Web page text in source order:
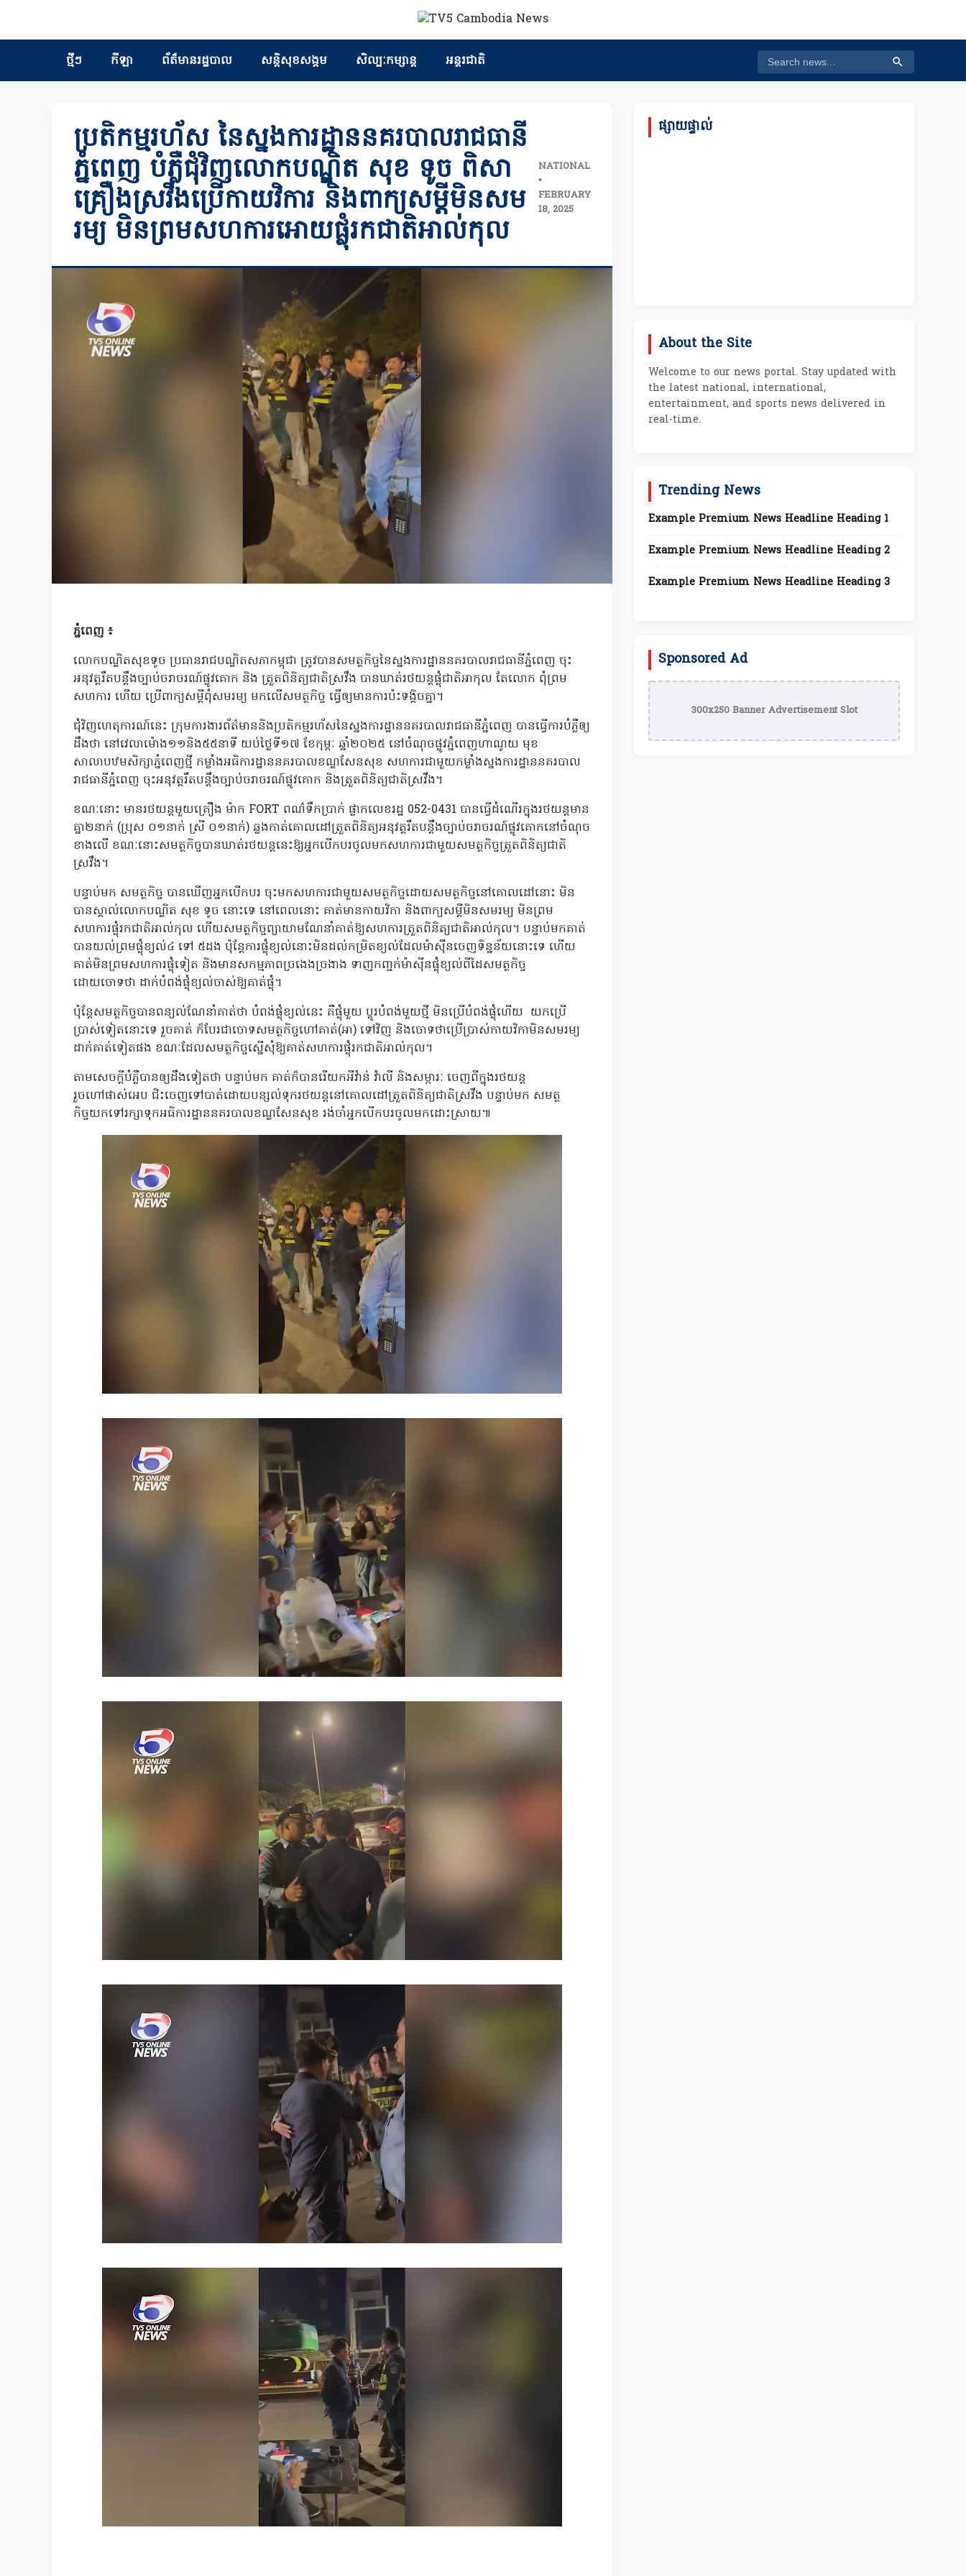
ថ្មីៗ កីឡា ព័ត៏មានរដ្ឋបាល សន្តិសុខសង្គម សិល្បៈកម្សាន្ត អន្តរជាតិ
ប្រតិកម្មរហ័ស នៃស្នងការដ្ឋាននគរបាលរាជធានី
ភ្នំពេញ បំភ្លឺជុំវិញលោកបណ្ឌិត សុខ ទូច ពិសា
គ្រឿងស្រវឹងប្រើកាយវិការ និងពាក្យសម្តីមិនសម
រម្យ មិនព្រមសហការអោយផ្លុំរកជាតិអាល់កុល
NATIONAL
•
FEBRUARY
18, 2025
ភ្នំពេញ ៖
លោកបណ្ឌិតសុខទូច ប្រធានរាជបណ្ឌិតសភាកម្ពុជា ត្រូវបានសមត្ថកិច្ចនៃស្នងការដ្ឋាននគរបាលរាជធានីភ្នំពេញ ចុះ
អនុវត្តរឹតបន្តឹងច្បាប់ចរាចរណ៍ផ្លូវគោក និង ត្រួតពិនិត្យជាតិស្រវឹង បានឃាត់រថយន្តផ្លុំជាតិអាកុល តែលោក ពុំព្រម
សហការ ហើយ ប្រើពាក្យសម្ដីពុំសមរម្យ មកលើសមត្ថកិច្ច ធ្វើឲ្យមានការប៉ះទង្គិចគ្នា។
ជុំវិញហេតុការណ៍នេះ ក្រុមការងារព័ត៌មាននិងប្រតិកម្មរហ័សនៃស្នងការដ្ឋាននគរបាលរាជធានីភ្នំពេញ បានធ្វើការបំភ្លឺឲ្យ
ដឹងថា នៅវេលាម៉ោង១១និង៥៥នាទី យប់ថ្ងៃទី១៧ ខែកុម្ភៈ ឆ្នាំ២០២៥ នៅចំណុចផ្លូវភ្នំពេញហាណូយ មុខ
សាលាបឋមសិក្សាភ្នំពេញថ្មី កម្លាំងអធិការដ្ឋាននគរបាលខណ្ឌសែនសុខ សហការជាមួយកម្លាំងស្នងការដ្ឋាននគរបាល
រាជធានីភ្នំពេញ ចុះអនុវត្តរឹតបន្តឹងច្បាប់ចរាចរណ៍ផ្លូវគោក និងត្រួតពិនិត្យជាតិស្រវឹង។
ខណៈនោះ មានរថយន្តមួយគ្រឿង ម៉ាក FORT ពណ៌ទឹកប្រាក់ ផ្លាកលេខរដ្ឋ 052-0431 បានធ្វើដំណើរក្នុងរថយន្តមាន
គ្នា២នាក់ (ប្រុស ០១នាក់ ស្រី ០១នាក់) ឆ្លងកាត់គោលដៅត្រួតពិនិត្យអនុវត្តរឹតបន្តឹងច្បាប់ចរាចរណ៍ផ្លូវគោកនៅចំណុច
ខាងលើ ខណៈនោះសមត្ថកិច្ចបានឃាត់រថយន្តនេះឱ្យអ្នកបើកបរចូលមកសហការជាមួយសមត្ថកិច្ចត្រួតពិនិត្យជាតិ
ស្រវឹង។
បន្ទាប់មក សមត្ថកិច្ច បានឃើញអ្នកបើកបរ ចុះមកសហការជាមួយសមត្ថកិច្ចដោយសមត្ថកិច្ចនៅគោលដៅនោះ មិន
បានស្គាល់លោកបណ្ឌិត សុខ ទូច នោះទេ នៅពេលនោះ គាត់មានកាយវិកា និងពាក្យសម្តីមិនសមរម្យ មិនព្រម
សហការផ្លុំរកជាតិអាល់កុល ហើយសមត្ថកិច្ចព្យាយាមណែនាំគាត់ឱ្យសហការត្រួតពិនិត្យជាតិអាល់កុល។ បន្ទាប់មកគាត់
បានយល់ព្រមផ្លុំខ្យល់៤ ទៅ ៥ដង ប៉ុន្តែការផ្លុំខ្យល់នោះមិនដល់កម្រិតខ្យល់ដែលម៉ាស៊ីនចេញទិន្នន័យនោះទេ ហើយ
គាត់មិនព្រមសហការផ្លុំទៀត និងមានសកម្មភាពច្រងេងច្រងាង ទាញកញ្ជក់ម៉ាស៊ីនផ្លុំខ្យល់ពីដៃសមត្ថកិច្ច
ដោយចោទថា ដាក់បំពង់ផ្លុំខ្យល់ចាស់ឱ្យគាត់ផ្លុំ។
ប៉ុន្តែសមត្ថកិច្ចបានពន្យល់ណែនាំគាត់ថា បំពង់ផ្លុំខ្យល់នេះ គឺផ្លុំមួយ ប្តូរបំពង់មួយថ្មី មិនប្រើបំពង់ផ្លុំហើយ យកប្រើ
ប្រាស់ទៀតនោះទេ រួចគាត់ ក៏បែរជាចោទសមត្ថកិច្ចហៅគាត់(អា) ទៅវិញ និងចោទថាប្រើប្រាស់កាយវិកាមិនសមរម្យ
ដាក់គាត់ទៀតផង ខណៈដែលសមត្ថកិច្ចស្នើសុំឱ្យគាត់សហការផ្លុំរកជាតិអាល់កុល។
តាមសេចក្តីបំភ្លឺបានឲ្យដឹងទៀតថា បន្ទាប់មក គាត់ក៏បានរើយកអីវ៉ាន់ វ៉ាលី និងសម្ភារៈ ចេញពីក្នុងរថយន្ត
រួចហៅផាស់អេប ជិះចេញទៅបាត់ដោយបន្សល់ទុករថយន្តនៅគោលដៅត្រួតពិនិត្យជាតិស្រវឹង បន្ទាប់មក សមត្ថ
កិច្ចយកទៅរក្សាទុកអធិការដ្ឋាននគរបាលខណ្ឌសែនសុខ រង់ចាំអ្នកបើកបរចូលមកដោះស្រាយ៕
ផ្សាយផ្ទាល់
About the Site
Welcome to our news portal. Stay updated with
the latest national, international,
entertainment, and sports news delivered in
real-time.
Trending News
Example Premium News Headline Heading 1
Example Premium News Headline Heading 2
Example Premium News Headline Heading 3
Sponsored Ad
300x250 Banner Advertisement Slot